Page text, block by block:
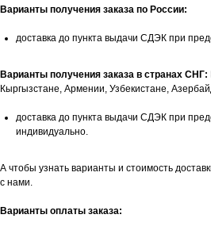
Варианты получения заказа по России:
доставка до пункта выдачи СДЭК при
Варианты получения заказа в странах СНГ:
Кыргызстане, Армении, Узбекистане,
доставка до пункта выдачи СДЭК при
индивидуально.
А чтобы узнать варианты и стоимость
с нами.
Варианты оплаты заказа: